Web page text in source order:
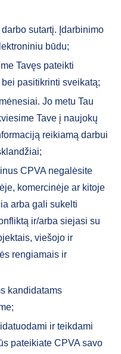
sutartį. Įdarbinimo
būdu;
Tavęs pateikti
pasitikrinti sveikatą;
Jo metu Tau
Tave į naujokų
reikiamą darbui
CPVA negalėsite
komercinėje ar kitoje
arba gali sukelti
ir/arba siejasi su
viešojo ir
rengiamais ir
kandidatams
ir teikdami
pateikiate CPVA savo